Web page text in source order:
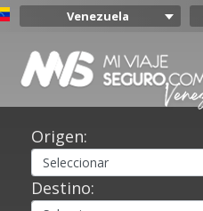
Venezuela
Colombia
Mexico
Peru
Origen:
Destino: